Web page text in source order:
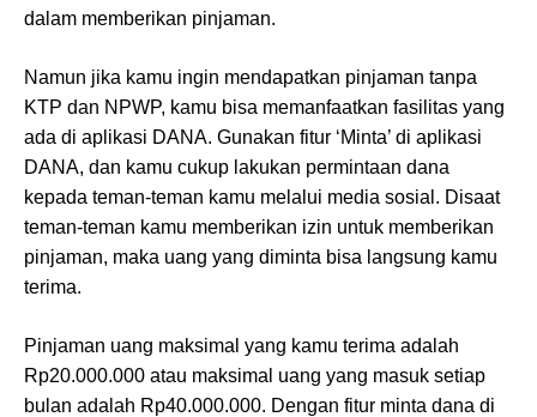
dalam memberikan pinjaman.
Namun jika kamu ingin mendapatkan pinjaman tanpa
KTP dan NPWP, kamu bisa memanfaatkan fasilitas yang
ada di aplikasi DANA. Gunakan fitur ‘Minta’ di aplikasi
DANA, dan kamu cukup lakukan permintaan dana
kepada teman-teman kamu melalui media sosial. Disaat
teman-teman kamu memberikan izin untuk memberikan
pinjaman, maka uang yang diminta bisa langsung kamu
terima.
Pinjaman uang maksimal yang kamu terima adalah
Rp20.000.000 atau maksimal uang yang masuk setiap
bulan adalah Rp40.000.000. Dengan fitur minta dana di